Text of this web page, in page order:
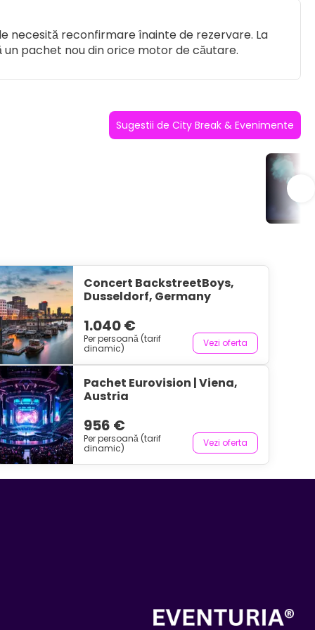
necesită reconfirmare înainte de rezervare. La
pachet nou din orice motor de căutare.
Sugestii de City Break & Evenimente
Concert BackstreetBoys,
Dusseldorf, Germany
1.040 €
Per persoană (tarif
dinamic)
Vezi oferta
Pachet Eurovision | Viena,
Austria
956 €
Per persoană (tarif
dinamic)
Vezi oferta